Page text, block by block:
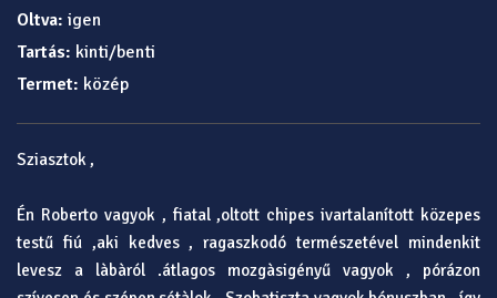
Oltva: igen
Tartás: kinti/benti
Termet: közép
Sziasztok ,
Én Roberto vagyok , fiatal ,oltott chipes ivartalanított közepes
testű fiú ,aki kedves , ragaszkodó természetével mindenkit
levesz a làbàról .átlagos mozgàsigényű vagyok , pórázon